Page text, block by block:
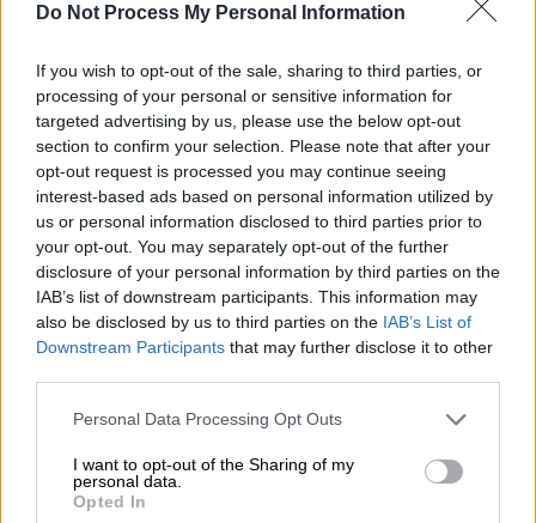
Do Not Process My Personal Information
If you wish to opt-out of the sale, sharing to third parties, or
processing of your personal or sensitive information for
targeted advertising by us, please use the below opt-out
section to confirm your selection. Please note that after your
opt-out request is processed you may continue seeing
interest-based ads based on personal information utilized by
us or personal information disclosed to third parties prior to
your opt-out. You may separately opt-out of the further
disclosure of your personal information by third parties on the
IAB’s list of downstream participants. This information may
also be disclosed by us to third parties on the IAB’s List of
Downstream Participants that may further disclose it to other
Please note that this website/app uses one or more Google
not limited to your visit or usage behaviour. You may click to
grant or deny consent to Google and its third-party tags to
use your data for below specified purposes in below Google
Personal Data Processing Opt Outs
I want to opt-out of the Sharing of my
personal data.
Opted In
πολιτικόςΠιέρ Λαβάλήταν οι επικεφαλής
απέλαση 76.000Εβραίων σε στρατόπεδα
εξόντωσης. Τσιγγάνοι, πολιτικοί αντίπαλοι
και ομοφυλόφιλοι στάλθηκαν επίσης σε
στρατόπεδα θανάτου. Οι επίσημες αναφορές
κάνουν λόγο ότι μόνο 2.500 από τους
Εβραίους που εκτοπίστηκαν, επέζησαν και
επέστρεψαν.